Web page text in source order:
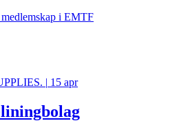
i EMTF
| 15 apr